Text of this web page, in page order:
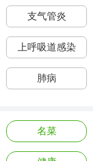
支气管炎
上呼吸道感染
肺病
名菜